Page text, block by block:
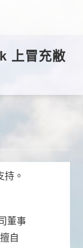
上冒充敝
持。
董事
自